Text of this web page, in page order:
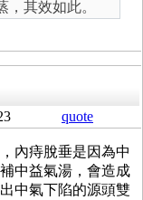
其效如此。
quote
內痔脫垂是因為中
中益氣湯，會造成
中氣下陷的源頭雙